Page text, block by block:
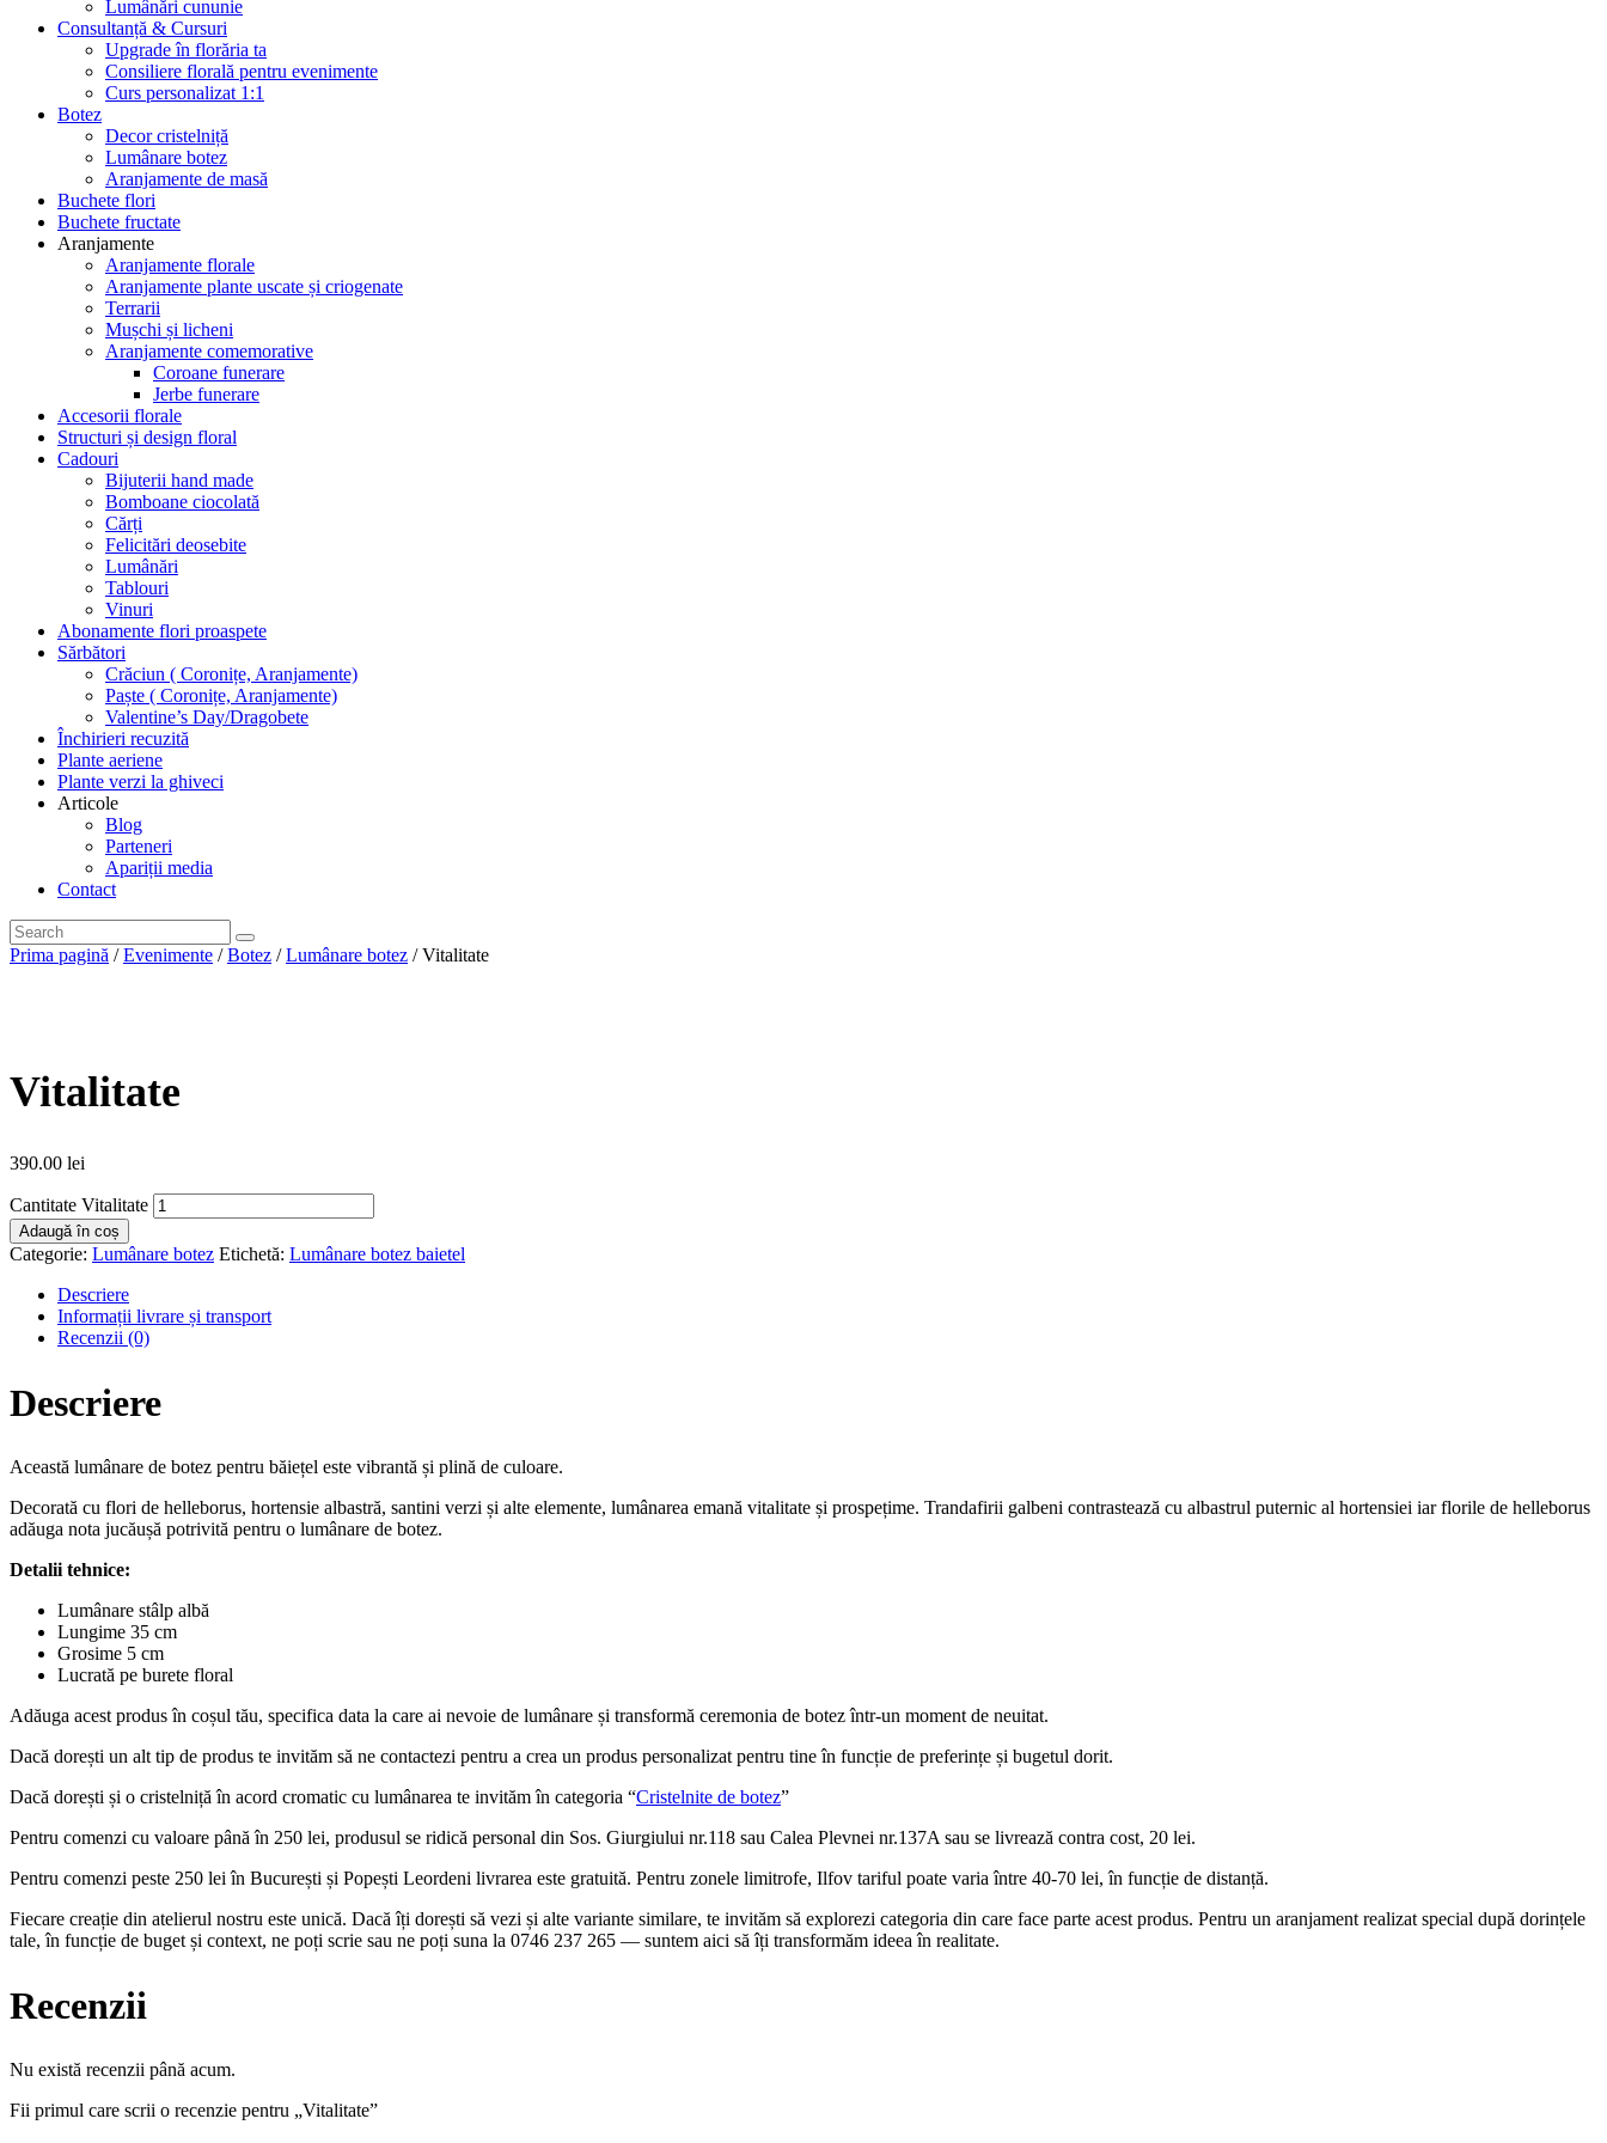
Lumânări cununie
Consultanță & Cursuri
Upgrade în florăria ta
Consiliere florală pentru evenimente
Curs personalizat 1:1
Botez
Decor cristelniță
Lumânare botez
Aranjamente de masă
Buchete flori
Buchete fructate
Aranjamente
Aranjamente florale
Aranjamente plante uscate și criogenate
Terrarii
Mușchi și licheni
Aranjamente comemorative
Coroane funerare
Jerbe funerare
Accesorii florale
Structuri și design floral
Cadouri
Bijuterii hand made
Bomboane ciocolată
Cărți
Felicitări deosebite
Lumânări
Tablouri
Vinuri
Abonamente flori proaspete
Sărbători
Crăciun ( Coronițe, Aranjamente)
Paște ( Coronițe, Aranjamente)
Valentine’s Day/Dragobete
Închirieri recuzită
Plante aeriene
Plante verzi la ghiveci
Articole
Blog
Parteneri
Apariții media
Contact
Prima pagină /Evenimente /Botez /Lumânare botez / Vitalitate
Vitalitate
390.00 lei
Cantitate Vitalitate
Adaugă în coș
Categorie: Lumânare botez Etichetă: Lumânare botez baietel
Descriere
Informații livrare și transport
Recenzii (0)
Descriere
Această lumânare de botez pentru băiețel este vibrantă și plină de culoare.
Decorată cu flori de helleborus, hortensie albastră, santini verzi și alte elemente, lumânarea emană vitalitate și prospețime. Trandafirii galbeni contrastează cu albastrul puternic al hortensiei iar florile de helleborus
adăuga nota jucăușă potrivită pentru o lumânare de botez.
Detalii tehnice:
Lumânare stâlp albă
Lungime 35 cm
Grosime 5 cm
Lucrată pe burete floral
Adăuga acest produs în coșul tău, specifica data la care ai nevoie de lumânare și transformă ceremonia de botez într-un moment de neuitat.
Dacă dorești un alt tip de produs te invităm să ne contactezi pentru a crea un produs personalizat pentru tine în funcție de preferințe și bugetul dorit.
Dacă dorești și o cristelniță în acord cromatic cu lumânarea te invităm în categoria “Cristelnite de botez”
Pentru comenzi cu valoare până în 250 lei, produsul se ridică personal din Sos. Giurgiului nr.118 sau Calea Plevnei nr.137A sau se livrează contra cost, 20 lei.
Pentru comenzi peste 250 lei în București și Popești Leordeni livrarea este gratuită. Pentru zonele limitrofe, Ilfov tariful poate varia între 40-70 lei, în funcție de distanță.
Fiecare creație din atelierul nostru este unică. Dacă îți dorești să vezi și alte variante similare, te invităm să explorezi categoria din care face parte acest produs. Pentru un aranjament realizat special după dorințele
tale, în funcție de buget și context, ne poți scrie sau ne poți suna la 0746 237 265 — suntem aici să îți transformăm ideea în realitate.
Recenzii
Nu există recenzii până acum.
Fii primul care scrii o recenzie pentru „Vitalitate”